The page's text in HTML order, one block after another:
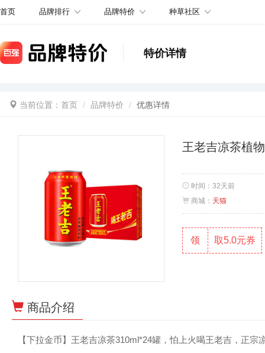
首页 品牌排行 品牌特价 种草社区
特价详情
当前位置： 首页 品牌特价 优惠详情
王老吉凉茶植
时间： 32天前
商城： 天猫
领 取5.0元券
商品介绍
【下拉金币】王老吉凉茶310ml*24罐，怕上火喝王老吉，正